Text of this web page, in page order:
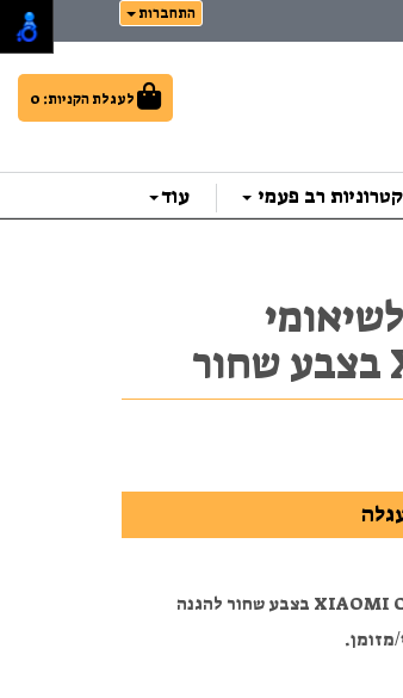
התחברות
לעגלת הקניות: 0
רב פעמי עוד
מגן ספר BriTone לשיאומי
מגן ספר נפתח BriTone לשיאומי +XIAOMI QIN 1S בצבע שחור להגנה
מזומן.